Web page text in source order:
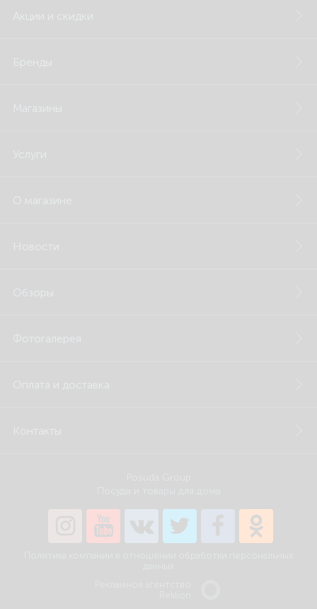
Акции и скидки
Бренды
Магазины
Услуги
О магазине
Новости
Обзоры
Фотогалерея
Оплата и доставка
Контакты